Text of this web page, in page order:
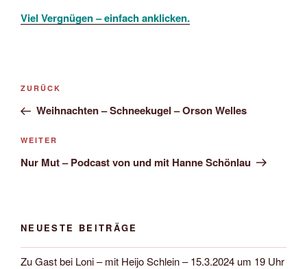
Viel Vergnügen – einfach anklicken.
Beitragsnavigation
Vorheriger
Beitrag
ZURÜCK
Weihnachten – Schneekugel – Orson Welles
Nächster
Beitrag
WEITER
Nur Mut – Podcast von und mit Hanne Schönlau
NEUESTE BEITRÄGE
Zu Gast bei Loni – mit Heijo Schlein – 15.3.2024 um 19 Uhr